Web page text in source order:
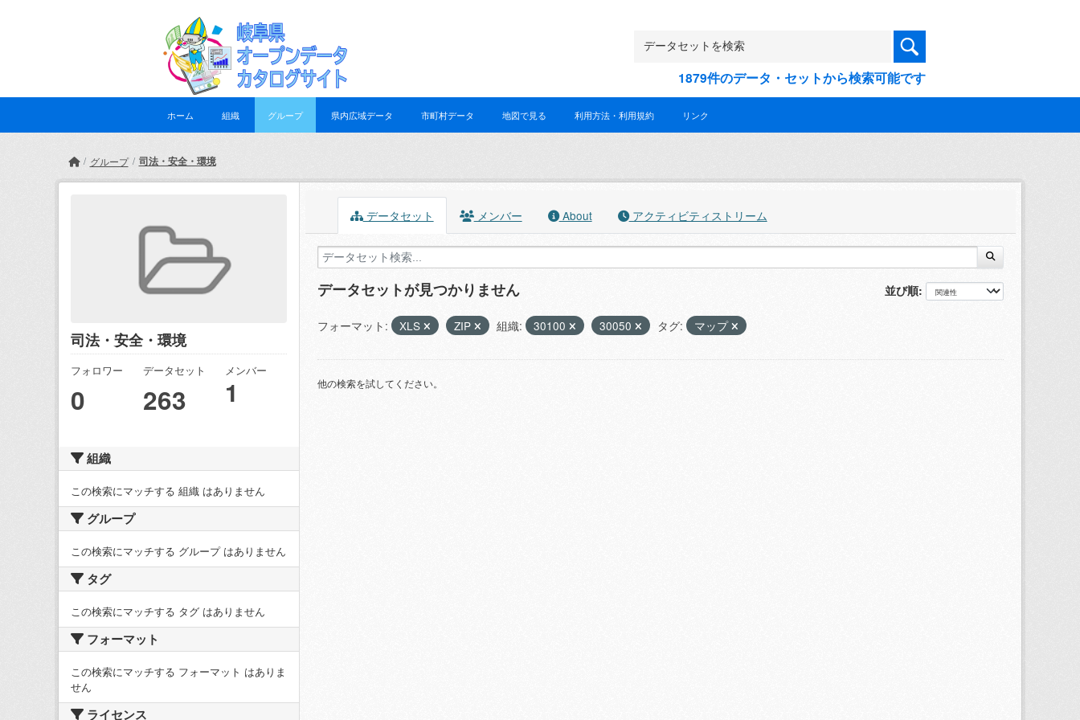
1879件のデータ・セットから検索可能です
ホーム 組織 グループ 県内広域データ 市町村データ 地図で見る 利用方法・利用規約 リンク
グループ 司法・安全・環境
司法・安全・環境
フォロワー
0
データセット
263
メンバー
1
組織
この検索にマッチする 組織 はありません
グループ
この検索にマッチする グループ はありません
タグ
この検索にマッチする タグ はありません
フォーマット
この検索にマッチする フォーマット はありま
せん
ライセンス
データセット メンバー About アクティビティストリーム
並び順
データセットが見つかりません
フォーマット: XLS ZIP 組織: 30100 30050 タグ: マップ
他の検索を試してください。